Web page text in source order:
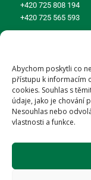
Abychom poskytli co
přístupu k informacím
cookies. Souhlas s
údaje, jako je chování
Nesouhlas nebo
vlastnosti a funkce.
+420 725 808 194
+420 725 565 593
SLEDUJTE NÁS